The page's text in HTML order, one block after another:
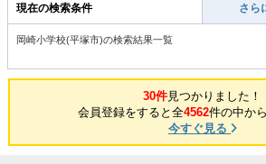
現在の検索条件 さら
岡崎小学校(平塚市)の検索結果一覧
30件見つかりました！
会員登録をすると全4562件の中か
今すぐ見る